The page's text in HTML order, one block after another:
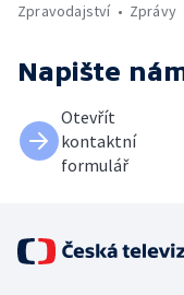
Zpravodajství
Zprávy
Napište
Otevřít
kontaktní
formulář